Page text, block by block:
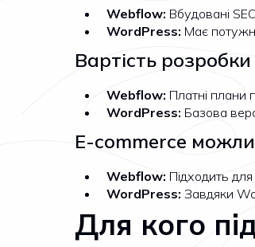
Webflow: Вбудовані
WordPress: Має
Вартість розробки
Webflow: Платні плани
WordPress: Базова
E-commerce
Webflow: Підходить
WordPress:Завдяки
Для кого